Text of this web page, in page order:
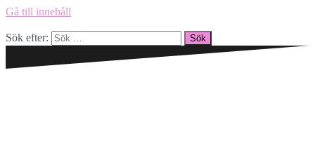
Gå till innehåll
Sök efter: